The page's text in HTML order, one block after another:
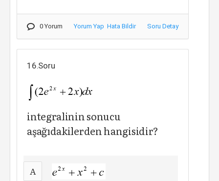
0 Yorum Yorum Yap Hata Bildir Soru Detay
16.Soru
integralinin sonucu
aşağıdakilerden hangisidir?
A